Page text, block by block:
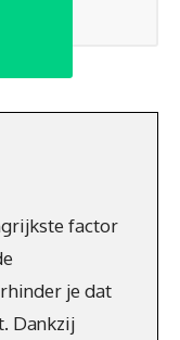
factor
je dat
Dankzij